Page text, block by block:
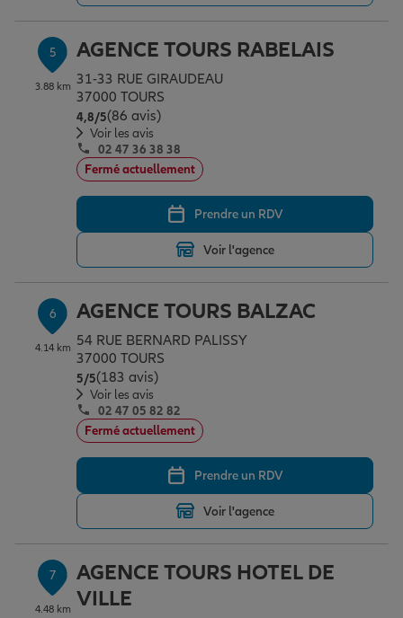
5
3.88 km
AGENCE TOURS RABELAIS
31-33 RUE GIRAUDEAU
37000 TOURS
4,8/5Note de 4.8 sur 5
(86 avis)
Voir les avis
02 47 36 38 38
Fermé actuellement
Prendre un RDV
Voir l'agence
6
4.14 km
AGENCE TOURS BALZAC
54 RUE BERNARD PALISSY
37000 TOURS
5/5Note de 5 sur 5
(183 avis)
Voir les avis
02 47 05 82 82
Fermé actuellement
Prendre un RDV
Voir l'agence
7
4.48 km
AGENCE TOURS HOTEL DE
VILLE